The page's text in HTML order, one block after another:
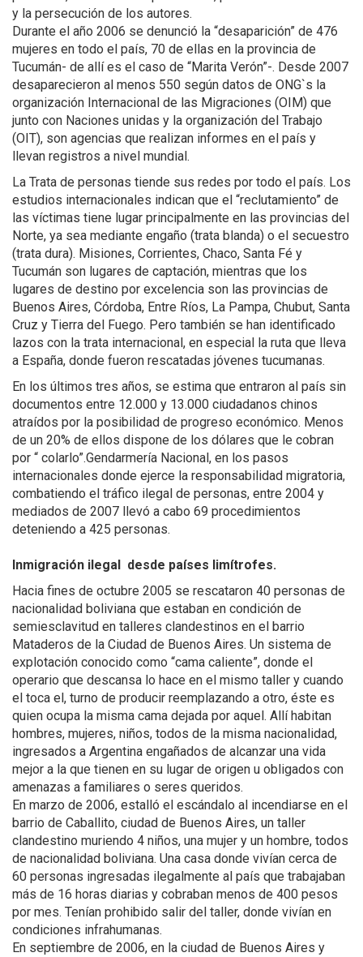
y la persecución de los autores.
Durante el año 2006 se denunció la “desaparición” de 476
mujeres en todo el país, 70 de ellas en la provincia de
Tucumán- de allí es el caso de “Marita Verón”-. Desde 2007
desaparecieron al menos 550 según datos de ONG`s la
organización Internacional de las Migraciones (OIM) que
junto con Naciones unidas y la organización del Trabajo
(OIT), son agencias que realizan informes en el país y
llevan registros a nivel mundial.
La Trata de personas tiende sus redes por todo el país. Los
estudios internacionales indican que el “reclutamiento” de
las víctimas tiene lugar principalmente en las provincias del
Norte, ya sea mediante engaño (trata blanda) o el secuestro
(trata dura). Misiones, Corrientes, Chaco, Santa Fé y
Tucumán son lugares de captación, mientras que los
lugares de destino por excelencia son las provincias de
Buenos Aires, Córdoba, Entre Ríos, La Pampa, Chubut, Santa
Cruz y Tierra del Fuego. Pero también se han identificado
lazos con la trata internacional, en especial la ruta que lleva
a España, donde fueron rescatadas jóvenes tucumanas.
En los últimos tres años, se estima que entraron al país sin
documentos entre 12.000 y 13.000 ciudadanos chinos
atraídos por la posibilidad de progreso económico. Menos
de un 20% de ellos dispone de los dólares que le cobran
por “ colarlo”.Gendarmería Nacional, en los pasos
internacionales donde ejerce la responsabilidad migratoria,
combatiendo el tráfico ilegal de personas, entre 2004 y
mediados de 2007 llevó a cabo 69 procedimientos
deteniendo a 425 personas.
Inmigración ilegal desde países limítrofes.
Hacia fines de octubre 2005 se rescataron 40 personas de
nacionalidad boliviana que estaban en condición de
semiesclavitud en talleres clandestinos en el barrio
Mataderos de la Ciudad de Buenos Aires. Un sistema de
explotación conocido como “cama caliente”, donde el
operario que descansa lo hace en el mismo taller y cuando
el toca el, turno de producir reemplazando a otro, éste es
quien ocupa la misma cama dejada por aquel. Allí habitan
hombres, mujeres, niños, todos de la misma nacionalidad,
ingresados a Argentina engañados de alcanzar una vida
mejor a la que tienen en su lugar de origen u obligados con
amenazas a familiares o seres queridos.
En marzo de 2006, estalló el escándalo al incendiarse en el
barrio de Caballito, ciudad de Buenos Aires, un taller
clandestino muriendo 4 niños, una mujer y un hombre, todos
de nacionalidad boliviana. Una casa donde vivían cerca de
60 personas ingresadas ilegalmente al país que trabajaban
más de 16 horas diarias y cobraban menos de 400 pesos
por mes. Tenían prohibido salir del taller, donde vivían en
condiciones infrahumanas.
En septiembre de 2006, en la ciudad de Buenos Aires y